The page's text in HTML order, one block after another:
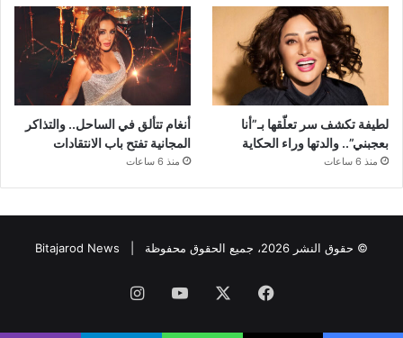
لطيفة تكشف سر تعلّقها بـ”أنا
بعجبني”.. والدتها وراء الحكاية
منذ 6 ساعات
أنغام تتألق في الساحل.. والتذاكر
المجانية تفتح باب الانتقادات
منذ 6 ساعات
© حقوق النشر 2026، جميع الحقوق محفوظة | Bitajarod News
فيسبوك ‫YouTubeانستقرام